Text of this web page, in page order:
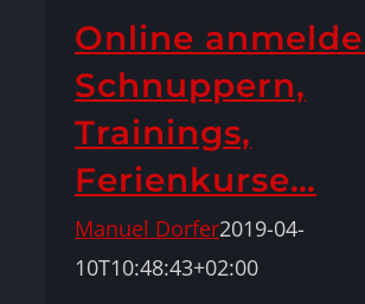
Online
Schnuppern,
Trainings,
Ferienkurse…
Manuel Dorfer2019-04-
10T10:48:43+02:00